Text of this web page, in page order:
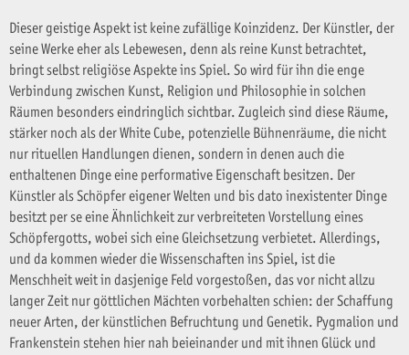
Dieser geistige Aspekt ist keine zufällige Koinzidenz. Der Künstler, der
seine Werke eher als Lebewesen, denn als reine Kunst betrachtet,
bringt selbst religiöse Aspekte ins Spiel. So wird für ihn die enge
Verbindung zwischen Kunst, Religion und Philosophie in solchen
Räumen besonders eindringlich sichtbar. Zugleich sind diese Räume,
stärker noch als der White Cube, potenzielle Bühnenräume, die nicht
nur rituellen Handlungen dienen, sondern in denen auch die
enthaltenen Dinge eine performative Eigenschaft besitzen. Der
Künstler als Schöpfer eigener Welten und bis dato inexistenter Dinge
besitzt per se eine Ähnlichkeit zur verbreiteten Vorstellung eines
Schöpfergotts, wobei sich eine Gleichsetzung verbietet. Allerdings,
und da kommen wieder die Wissenschaften ins Spiel, ist die
Menschheit weit in dasjenige Feld vorgestoßen, das vor nicht allzu
langer Zeit nur göttlichen Mächten vorbehalten schien: der Schaffung
neuer Arten, der künstlichen Befruchtung und Genetik. Pygmalion und
Frankenstein stehen hier nah beieinander und mit ihnen Glück und